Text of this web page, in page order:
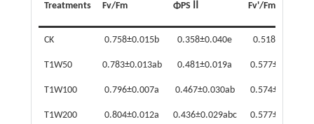
Treatments
Fv/Fm
ΦPSⅡ
Fv'/Fm'
CK 0.758±0.015b 0.358±0.040e 0.518±0.017c
T1W50 0.783±0.013ab 0.481±0.019a 0.577±0.041ab
T1W100 0.796±0.007a 0.467±0.030ab 0.574±0.009ab
T1W200 0.804±0.012a 0.436±0.029abc 0.577±0.006ab